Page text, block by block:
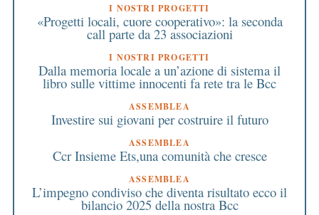
I NOSTRI PROGETTI
«Progetti locali, cuore cooperativo»: la seconda
call parte da 23 associazioni
I NOSTRI PROGETTI
Dalla memoria locale a un’azione di sistema il
libro sulle vittime innocenti fa rete tra le Bcc
ASSEMBLEA
Investire sui giovani per costruire il futuro
ASSEMBLEA
Ccr Insieme Ets,una comunità che cresce
ASSEMBLEA
L’impegno condiviso che diventa risultato ecco il
bilancio 2025 della nostra Bcc